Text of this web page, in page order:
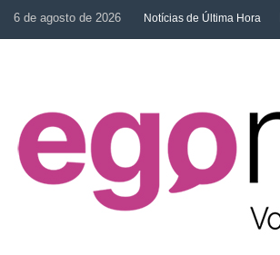
6 de agosto de 2026 Notícias de Última Hora